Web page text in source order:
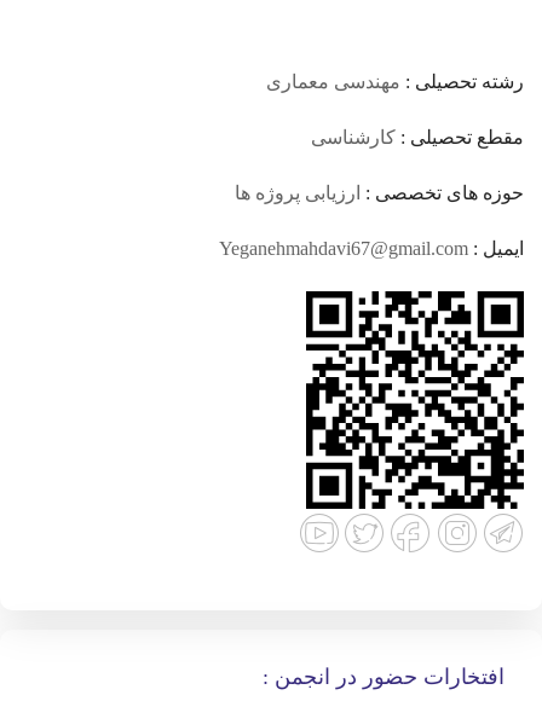
رشته تحصیلی : مهندسی معماری
مقطع تحصیلی : کارشناسی
حوزه های تخصصی : ارزیابی پروژه ها
ایمیل : Yeganehmahdavi67@gmail.com
افتخارات حضور در انجمن :